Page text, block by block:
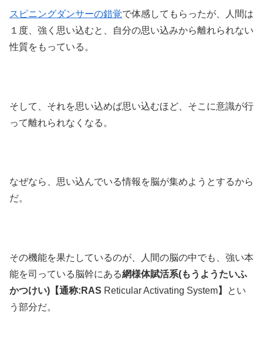
スピニングダンサーの錯覚で体感してもらったが、人間は
１度、強く思い込むと、自分の思い込みから離れられない
性質をもっている。
そして、それを思い込めば思い込むほど、そこに意識が行
って離れられなくなる。
なぜなら、思い込んでいる情報を脳が集めようとするから
だ。
その機能を果たしているのが、人間の脳の中でも、強い本
能を司っている脳幹にある網様体賦活系(もうようたいふ
かつけい)【通称:RAS Reticular Activating System】
とい
う部分だ。